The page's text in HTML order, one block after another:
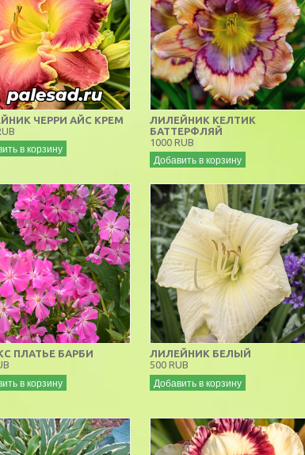
ЧЕРРИ АЙС КРЕМ
в корзину
ЛИЛЕЙНИК КЕЛТИК
БАТТЕРФЛЯЙ
1000 RUB
Добавить в корзину
ПЛАТЬЕ БАРБИ
в корзину
ЛИЛЕЙНИК БЕЛЫЙ
500 RUB
Добавить в корзину